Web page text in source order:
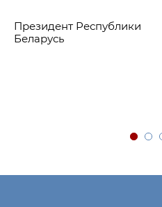
Президент Республики
Беларусь